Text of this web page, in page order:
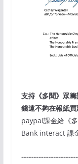
支持《多聞》眾
錢遠不夠在報紙
paypal課金給《
Bank interact 課